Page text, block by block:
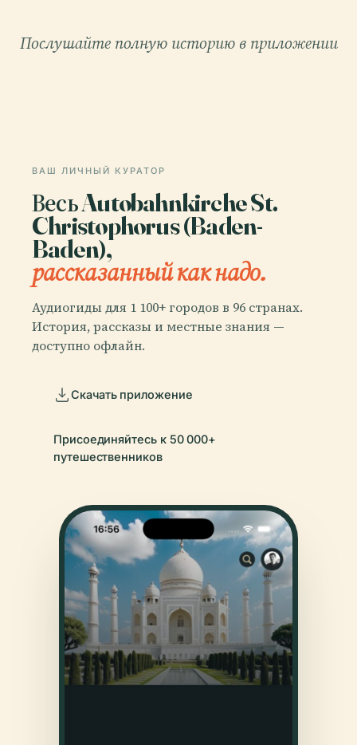
Послушайте полную историю в приложении
ВАШ ЛИЧНЫЙ КУРАТОР
Весь Autobahnkirche St.
Christophorus (Baden-
Baden),
рассказанный как надо.
Аудиогиды для 1 100+ городов в 96 странах.
История, рассказы и местные знания —
доступно офлайн.
Скачать приложение
Присоединяйтесь к 50 000+
путешественников